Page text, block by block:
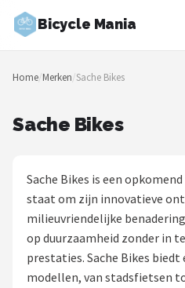
Bicycle Mania
Zoeken
NAVIGATIE
Blog
Fietsroutes
Kinderfietsen
Home/Merken/Sache Bikes
Sache Bikes
Sache Bikes is een
staat om zijn innovatieve
milieuvriendelijke
op duurzaamheid zonder in
prestaties. Sache Bikes biedt
modellen, van stadsfietsen